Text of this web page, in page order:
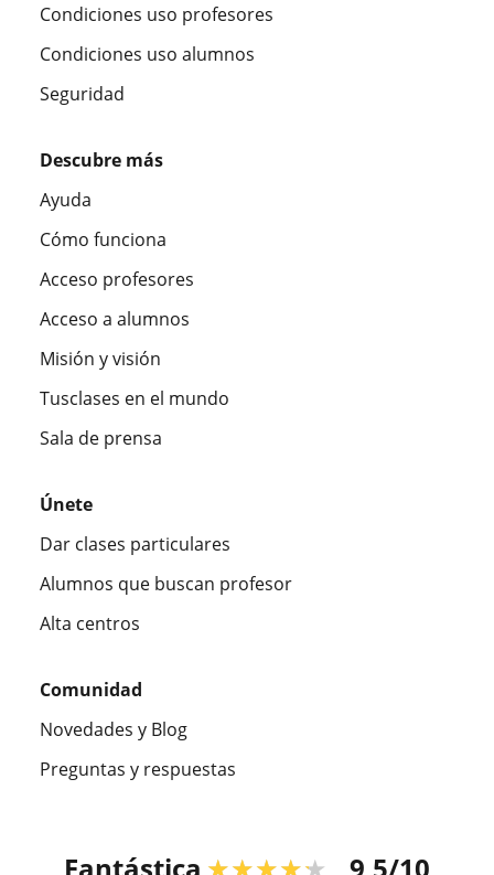
Condiciones uso profesores
Condiciones uso alumnos
Seguridad
Descubre más
Ayuda
Cómo funciona
Acceso profesores
Acceso a alumnos
Misión y visión
Tusclases en el mundo
Sala de prensa
Únete
Dar clases particulares
Alumnos que buscan profesor
Alta centros
Comunidad
Novedades y Blog
Preguntas y respuestas
Fantástica ★★★★★ 9,5/10